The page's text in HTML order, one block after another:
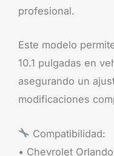
profesional.
Este modelo
10.1 pulgadas en
asegurando un
modificaciones
Compatibilidad:
• Chevrolet